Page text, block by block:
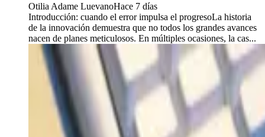
Otilia Adame LuevanoHace 7 días
Introducción: cuando el error impulsa el progresoLa historia
de la innovación demuestra que no todos los grandes avances
nacen de planes meticulosos. En múltiples ocasiones, la cas...